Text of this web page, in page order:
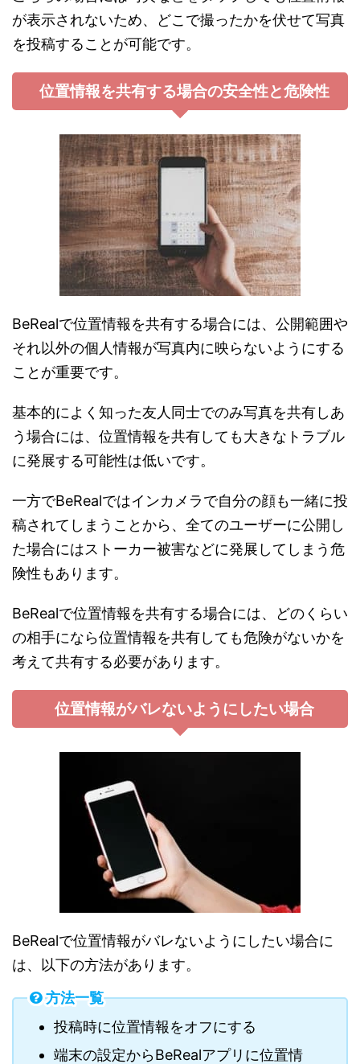
が表示されないため、どこで撮ったかを伏せて写真
を投稿することが可能です。
位置情報を共有する場合の安全性と危険性
BeRealで位置情報を共有する場合には、公開範囲や
それ以外の個人情報が写真内に映らないようにする
ことが重要です。
基本的によく知った友人同士でのみ写真を共有しあ
う場合には、位置情報を共有しても大きなトラブル
に発展する可能性は低いです。
一方でBeRealではインカメラで自分の顔も一緒に投
稿されてしまうことから、全てのユーザーに公開し
た場合にはストーカー被害などに発展してしまう危
険性もあります。
BeRealで位置情報を共有する場合には、どのくらい
の相手になら位置情報を共有しても危険がないかを
考えて共有する必要があります。
位置情報がバレないようにしたい場合
BeRealで位置情報がバレないようにしたい場合に
は、以下の方法があります。
方法一覧
投稿時に位置情報をオフにする
端末の設定からBeRealアプリに位置情